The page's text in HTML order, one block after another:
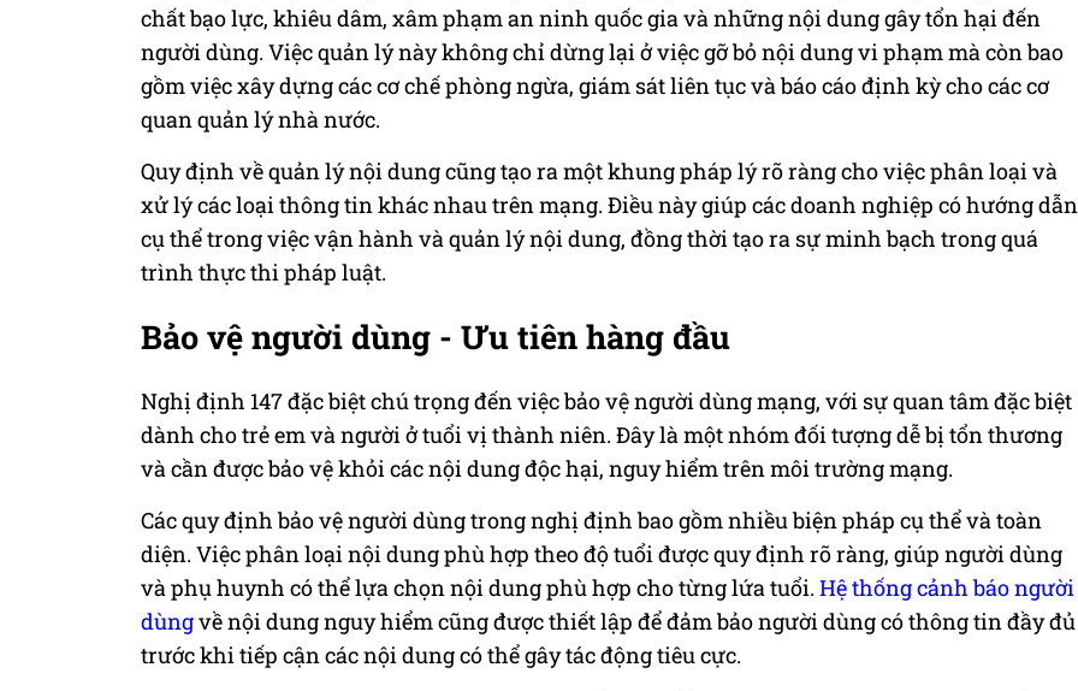
chất bạo lực, khiêu dâm, xâm phạm an ninh quốc gia và những nội dung gây tổn hại đến
người dùng. Việc quản lý này không chỉ dừng lại ở việc gỡ bỏ nội dung vi phạm mà còn bao
gồm việc xây dựng các cơ chế phòng ngừa, giám sát liên tục và báo cáo định kỳ cho các cơ
quan quản lý nhà nước.
Quy định về quản lý nội dung cũng tạo ra một khung pháp lý rõ ràng cho việc phân loại và
xử lý các loại thông tin khác nhau trên mạng. Điều này giúp các doanh nghiệp có hướng dẫn
cụ thể trong việc vận hành và quản lý nội dung, đồng thời tạo ra sự minh bạch trong quá
trình thực thi pháp luật.
Bảo vệ người dùng - Ưu tiên hàng đầu
Nghị định 147 đặc biệt chú trọng đến việc bảo vệ người dùng mạng, với sự quan tâm đặc biệt
dành cho trẻ em và người ở tuổi vị thành niên. Đây là một nhóm đối tượng dễ bị tổn thương
và cần được bảo vệ khỏi các nội dung độc hại, nguy hiểm trên môi trường mạng.
Các quy định bảo vệ người dùng trong nghị định bao gồm nhiều biện pháp cụ thể và toàn
diện. Việc phân loại nội dung phù hợp theo độ tuổi được quy định rõ ràng, giúp người dùng
và phụ huynh có thể lựa chọn nội dung phù hợp cho từng lứa tuổi. Hệ thống cảnh báo người
dùngvề nội dung nguy hiểm cũng được thiết lập để đảm bảo người dùng có thông tin đầy đủ
trước khi tiếp cận các nội dung có thể gây tác động tiêu cực.